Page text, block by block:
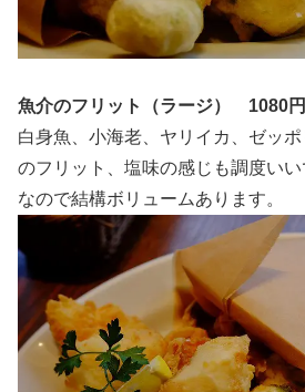
魚介のフリット（ラージ） 1080円
白身魚、小海老、ヤリイカ、ゼッ
のフリット、塩味の感じも調度い
なので結構ボリュームあります。